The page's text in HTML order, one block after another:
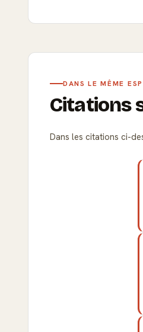
DANS LE MÊME
Citations
Dans les citations ci-